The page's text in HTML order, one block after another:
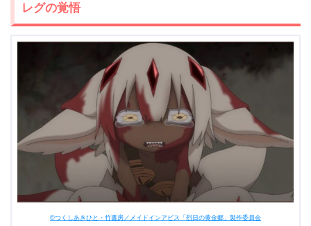
レグの覚悟
©つくしあきひと・竹書房／メイドインアビス「烈日の黄金郷」製作委員会